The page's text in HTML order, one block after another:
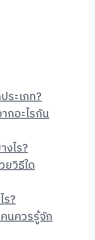
ระเภท?
กอะไรกัน
งไร?
ยวิธีใด
ร?
นควรรู้จัก